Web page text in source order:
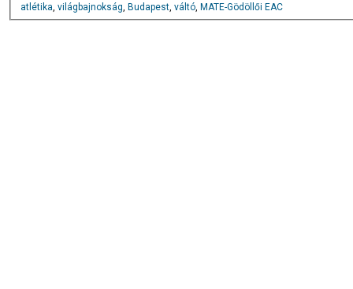
atlétika, világbajnokság, Budapest, váltó, MATE-Gödöllői EAC